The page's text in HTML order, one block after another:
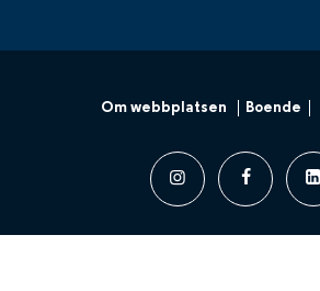
Om webbplatsen Boende